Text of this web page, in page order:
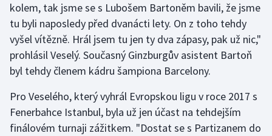
kolem, tak jsme se s Lubošem Bartoněm bavili, že jsme
tu byli naposledy před dvanácti lety. On z toho tehdy
vyšel vítězně. Hrál jsem tu jen ty dva zápasy, pak už nic,"
prohlásil Veselý. Současný Ginzburgův asistent Bartoň
byl tehdy členem kádru šampiona Barcelony.
Pro Veselého, který vyhrál Evropskou ligu v roce 2017 s
Fenerbahce Istanbul, byla už jen účast na tehdejším
finálovém turnaji zážitkem. "Dostat se s Partizanem do